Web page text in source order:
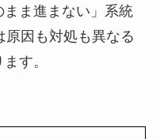
ま進まない」系統
因も対処も異なる
す。